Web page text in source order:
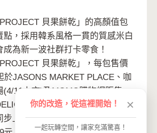
PROJECT 貝果餅乾」的高顏值包
點，採用韓系風格一貫的質感米白
成為新一波社群打卡零食！
PROJECT 貝果餅乾」，每包售價
於JASONS MARKET PLACE、咖
(4/11上市)及MOMO購物網販售
PROJECT同品牌的「蝴蝶
步上市，共有大蒜奶油及芥末兩種
你的改造，從這裡開始！ ✕
一起玩轉空間，讓家充滿驚喜！